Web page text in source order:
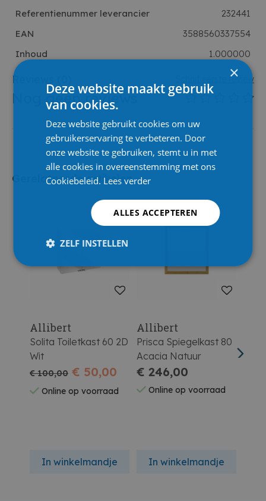
Referentienummer leverancier
232441
EAN
3588560337554
Inhoud
1.000000
Reviews Schrijf eerste review
Nog geen reviews
Gerelateerde artikelen
50%
Allibert
Solita Toiletkast 60 2D
Wit
€ 100,00 € 50,00
Online op voorraad
In winkelmandje
Allibert
Prisca Spiegelkast 80
Acacia Natuur
€ 246,00
Online op voorraad
In winkelmandje
×
Deze website maakt gebruik
van cookies.
Deze website gebruikt cookies om uw
gebruikerservaring te verbeteren. Door
onze website te gebruiken, stemt u in met
alle cookies in overeenstemming met ons
Cookiebeleid. Lees verder
ALLES ACCEPTEREN
ZELF INSTELLEN